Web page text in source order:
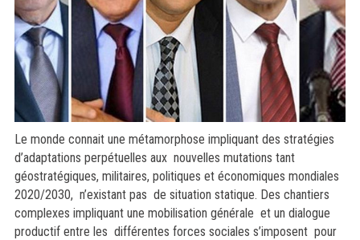
Le monde connait une métamorphose impliquant des stratégies
d’adaptations perpétuelles aux nouvelles mutations tant
géostratégiques, militaires, politiques et économiques mondiales
2020/2030, n’existant pas de situation statique. Des chantiers
complexes impliquant une mobilisation générale et un dialogue
productif entre les différentes forces sociales s’imposent pour